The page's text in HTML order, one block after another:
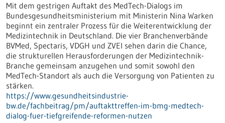
Mit dem gestrigen Auftakt des MedTech-Dialogs im
Bundesgesundheitsministerium mit Ministerin Nina Warken
beginnt ein zentraler Prozess für die Weiterentwicklung der
Medizintechnik in Deutschland. Die vier Branchenverbände
BVMed, Spectaris, VDGH und ZVEI sehen darin die Chance,
die strukturellen Herausforderungen der Medizintechnik-
Branche gemeinsam anzugehen und somit sowohl den
MedTech-Standort als auch die Versorgung von Patienten zu
stärken.
https://www.gesundheitsindustrie-
bw.de/fachbeitrag/pm/auftakttreffen-im-bmg-medtech-
dialog-fuer-tiefgreifende-reformen-nutzen